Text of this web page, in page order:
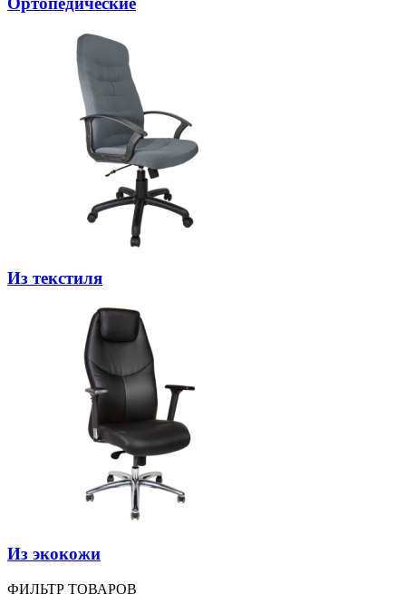
Из текстиля
Из экокожи
ФИЛЬТР ТОВАРОВ